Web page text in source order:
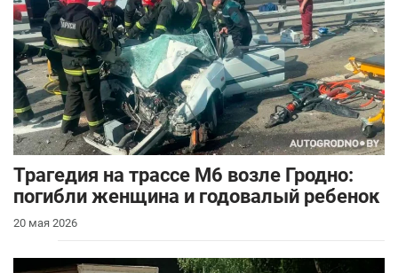
Трагедия на трассе М6 возле Гродно:
погибли женщина и годовалый ребенок
20 мая 2026